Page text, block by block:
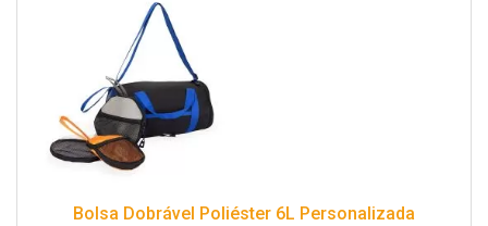
Bolsa Dobrável Poliéster 6L Personalizada